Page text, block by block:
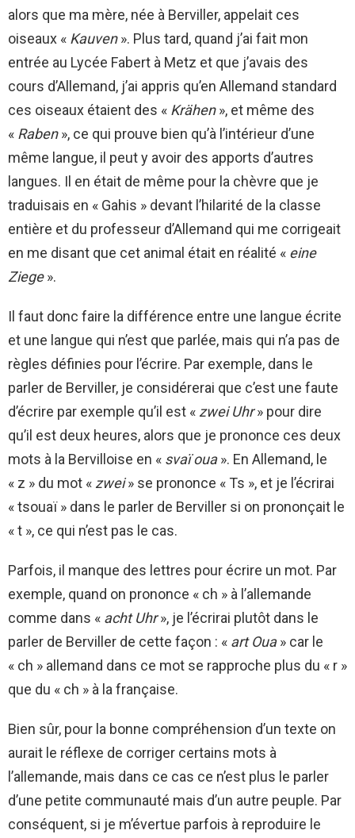
alors que ma mère, née à Berviller, appelait ces
oiseaux « Kauven». Plus tard, quand j’ai fait mon
entrée au Lycée Fabert à Metz et que j’avais des
cours d’Allemand, j’ai appris qu’en Allemand standard
ces oiseaux étaient des « Krähen», et même des
« Raben», ce qui prouve bien qu’à l’intérieur d’une
même langue, il peut y avoir des apports d’autres
langues. Il en était de même pour la chèvre que je
traduisais en « Gahis » devant l’hilarité de la classe
entière et du professeur d’Allemand qui me corrigeait
en me disant que cet animal était en réalité « eine
Ziege».
Il faut donc faire la différence entre une langue écrite
et une langue qui n’est que parlée, mais qui n’a pas de
règles définies pour l’écrire. Par exemple, dans le
parler de Berviller, je considérerai que c’est une faute
d’écrire par exemple qu’il est « zwei Uhr» pour dire
qu’il est deux heures, alors que je prononce ces deux
mots à la Bervilloise en « svaï oua». En Allemand, le
« z » du mot « zwei» se prononce « Ts », et je l’écrirai
« tsouaï » dans le parler de Berviller si on prononçait le
« t », ce qui n’est pas le cas.
Parfois, il manque des lettres pour écrire un mot. Par
exemple, quand on prononce « ch » à l’allemande
comme dans « acht Uhr», je l’écrirai plutôt dans le
parler de Berviller de cette façon : « art Oua» car le
« ch » allemand dans ce mot se rapproche plus du « r »
que du « ch » à la française.
Bien sûr, pour la bonne compréhension d’un texte on
aurait le réflexe de corriger certains mots à
l’allemande, mais dans ce cas ce n’est plus le parler
d’une petite communauté mais d’un autre peuple. Par
conséquent, si je m’évertue parfois à reproduire le